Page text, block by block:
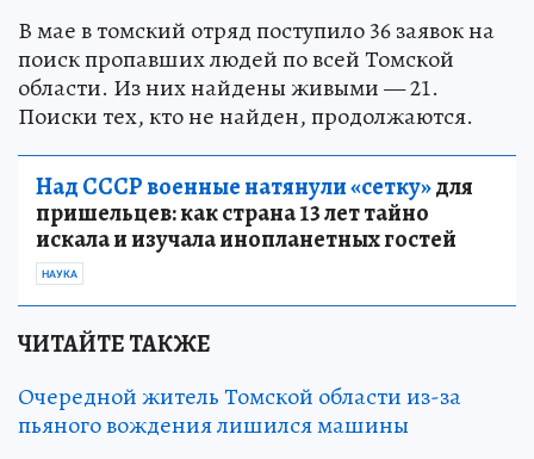
В мае в томский отряд поступило 36 заявок на
поиск пропавших людей по всей Томской
области. Из них найдены живыми — 21.
Поиски тех, кто не найден, продолжаются.
Над СССР военные натянули «сетку»для
пришельцев: как страна 13 лет тайно
искала и изучала инопланетных гостей
НАУКА
ЧИТАЙТЕ ТАКЖЕ
Очередной житель Томской области из-за
пьяного вождения лишился машины